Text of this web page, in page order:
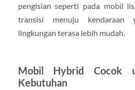
pengisian seperti pada mobil
transisi menuju kendaraan
lingkungan terasa lebih mudah.
Mobil Hybrid Cocok
Kebutuhan